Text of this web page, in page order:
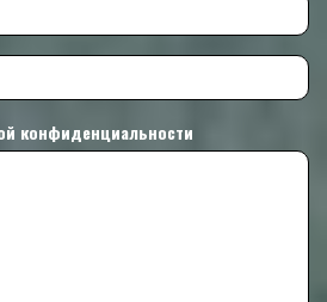
конфиденциальности